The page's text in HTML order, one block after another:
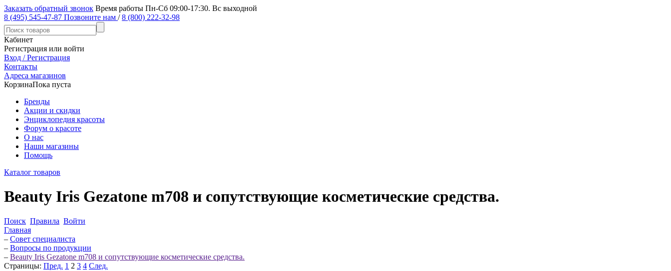
Заказать обратный звонок Время работы Пн-Сб 09:00-17:30. Вс выходной
8 (495) 545-47-87 Позвоните нам / 8 (800) 222-32-98
Кабинет
Регистрация или войти
Вход / Регистрация
Контакты
Адреса магазинов
КорзинаПока пуста
Бренды
Акции и скидки
Энциклопедия красоты
Форум о красоте
О нас
Наши магазины
Помощь
Каталог товаров
Beauty Iris Gezatone m708 и сопутствующие косметические средства.
Поиск Правила Войти
Главная
– Совет специалиста
– Вопросы по продукции
– Beauty Iris Gezatone m708 и сопутствующие косметические средства.
Страницы: Пред. 1 2 3 4 След.